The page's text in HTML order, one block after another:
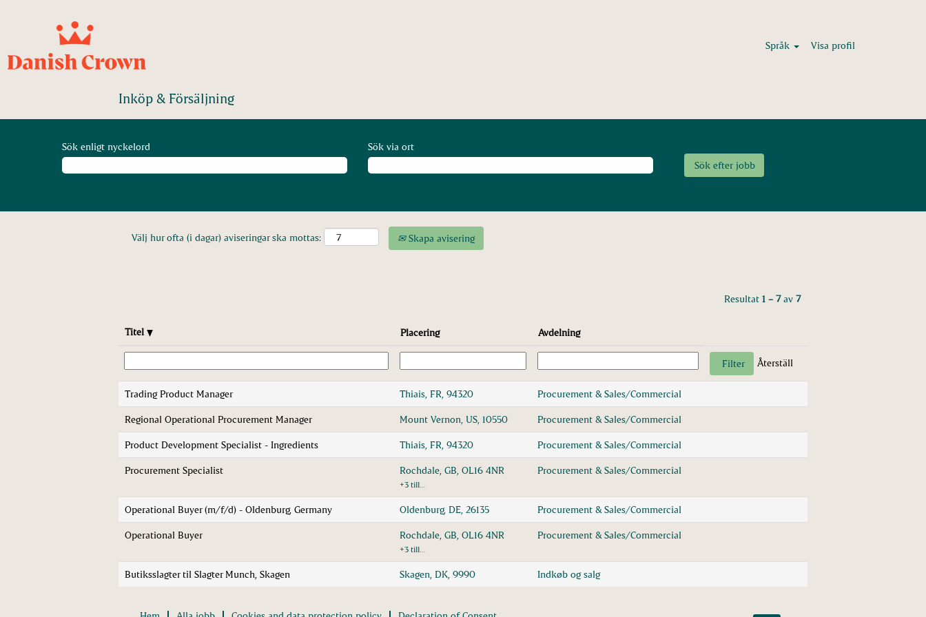
Språk Visa profil
Inköp & Försäljning
Sök enligt nyckelord Sök via ort
Välj hur ofta (i dagar) aviseringar ska mottas: Skapa avisering
Resultat 1 – 7av 7
Titel Placering Avdelning
Återställ
Trading Product Manager Thiais, FR, 94320 Procurement & Sales/Commercial
Regional Operational Procurement Manager Mount Vernon, US, 10550 Procurement & Sales/Commercial
Product Development Specialist - Ingredients Thiais, FR, 94320 Procurement & Sales/Commercial
Procurement Specialist Rochdale, GB, OL16 4NR
+3 till…
Procurement & Sales/Commercial
Operational Buyer (m/f/d) - Oldenburg, Germany Oldenburg, DE, 26135 Procurement & Sales/Commercial
Operational Buyer Rochdale, GB, OL16 4NR
+3 till…
Procurement & Sales/Commercial
Butiksslagter til Slagter Munch, Skagen Skagen, DK, 9990 Indkøb og salg